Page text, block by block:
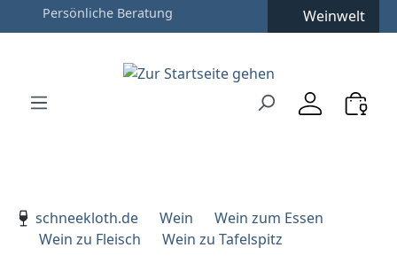
Zum Hauptinhalt springen
Zur Hauptnavigation springen
Persönliche Beratung Weinwelt
schneekloth.de
Wein
Wein zum Essen
Wein zu Fleisch
Wein zu Tafelspitz